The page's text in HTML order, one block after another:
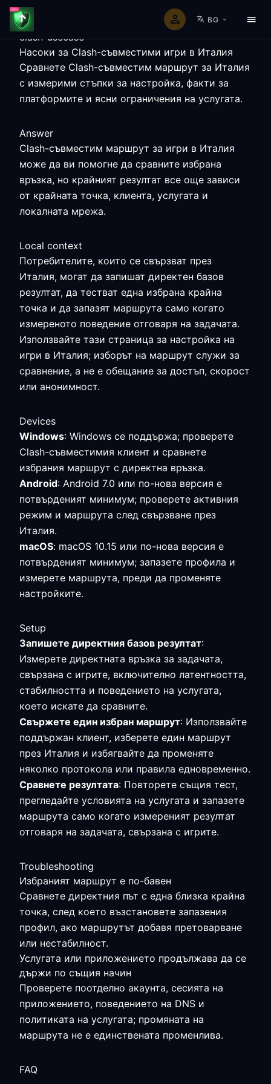
BG
clash-usecase
Насоки за Clash-съвместими игри в Италия
Сравнете Clash-съвместим маршрут за Италия
с измерими стъпки за настройка, факти за
платформите и ясни ограничения на услугата.
Answer
Clash-съвместим маршрут за игри в Италия
може да ви помогне да сравните избрана
връзка, но крайният резултат все още зависи
от крайната точка, клиента, услугата и
локалната мрежа.
Local context
Потребителите, които се свързват през
Италия, могат да запишат директен базов
резултат, да тестват една избрана крайна
точка и да запазят маршрута само когато
измереното поведение отговаря на задачата.
Използвайте тази страница за настройка на
игри в Италия; изборът на маршрут служи за
сравнение, а не е обещание за достъп, скорост
или анонимност.
Devices
Windows: Windows се поддържа; проверете
Clash-съвместимия клиент и сравнете
избрания маршрут с директна връзка.
Android: Android 7.0 или по-нова версия е
потвърденият минимум; проверете активния
режим и маршрута след свързване през
Италия.
macOS: macOS 10.15 или по-нова версия е
потвърденият минимум; запазете профила и
измерете маршрута, преди да променяте
настройките.
Setup
Запишете директния базов резултат:
Измерете директната връзка за задачата,
свързана с игрите, включително латентността,
стабилността и поведението на услугата,
което искате да сравните.
Свържете един избран маршрут: Използвайте
поддържан клиент, изберете един маршрут
през Италия и избягвайте да променяте
няколко протокола или правила едновременно.
Сравнете резултата: Повторете същия тест,
прегледайте условията на услугата и запазете
маршрута само когато измереният резултат
отговаря на задачата, свързана с игрите.
Troubleshooting
Избраният маршрут е по-бавен
Сравнете директния път с една близка крайна
точка, след което възстановете запазения
профил, ако маршрутът добавя претоварване
или нестабилност.
Услугата или приложението продължава да се
държи по същия начин
Проверете поотделно акаунта, сесията на
приложението, поведението на DNS и
политиката на услугата; промяната на
маршрута не е единствената променлива.
FAQ